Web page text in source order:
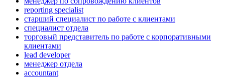
reporting specialist
старший специалист по работе с клиентами
специалист отдела
торговый представитель по работе с корпоративными
клиентами
lead developer
менеджер отдела
accountant